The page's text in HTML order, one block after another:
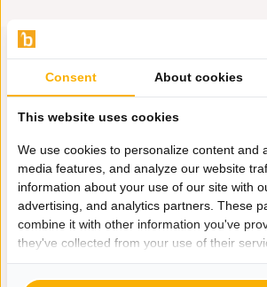
Hulp nodig?
Whatsapp ons
0162-231130
Consent About cookies
This website uses cookies
We use cookies to personalize content and
media features, and analyze our website
information about your use of our site with
advertising, and analytics partners. These
combine it with other information you've
they've collected from your use of their